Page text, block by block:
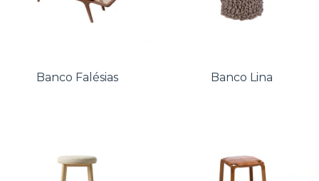
Banco Falésias Banco Lina